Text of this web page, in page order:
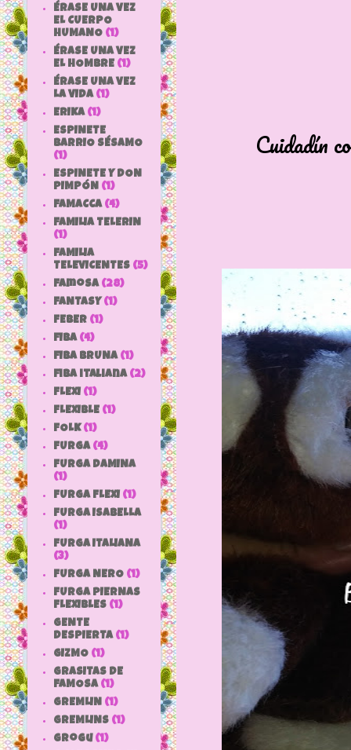
Cuidadín con
ÉRASE UNA VEZ
EL CUERPO
HUMANO (1)
ÉRASE UNA VEZ
EL HOMBRE (1)
ÉRASE UNA VEZ
LA VIDA (1)
ERIKA (1)
ESPINETE
BARRIO SÉSAMO
(1)
ESPINETE Y DON
PIMPÓN (1)
FAMACCA (4)
FAMILIA TELERIN
(1)
FAMILIA
TELEVICENTES (5)
Famosa (28)
FANTASY (1)
FEBER (1)
FIBA (4)
FIBA BRUNA (1)
fiba italiana (2)
FLEXI (1)
FLEXIBLE (1)
FOLK (1)
FURGA (4)
FURGA DAMINA
(1)
FURGA FLEXI (1)
FURGA ISABELLA
(1)
FURGA ITALIANA
(3)
FURGA NERO (1)
FURGA PIERNAS
FLEXIBLES (1)
GENTE
DESPIERTA (1)
GIZMO (1)
GRASITAS DE
FAMOSA (1)
GREMLIN (1)
GREMLINS (1)
grogu (1)